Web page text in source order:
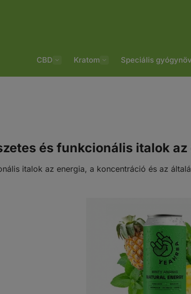
CBD Kratom Speciális
és funkcionális italok
italok az energia, a koncentráció és az